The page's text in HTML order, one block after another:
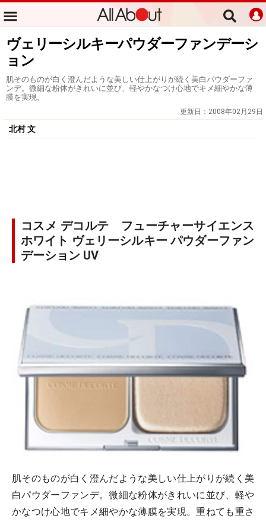
ヴェリーシルキーパウダーファンデーシ
ョン
肌そのものが白く澄んだような美しい仕上がりが続く美白パウダーファ
ンデ。微細な粉体がきれいに並び、軽やかなつけ心地でキメ細やかな薄
膜を実現。
更新日： 2008年02月29日
北村 文
コスメ デコルテ フューチャーサイエンス
ホワイト ヴェリーシルキー パウダーファン
デーション UV
肌そのものが白く澄んだような美しい仕上がりが続く美
白パウダーファンデ。微細な粉体がきれいに並び、軽や
かなつけ心地でキメ細やかな薄膜を実現。重ねても重さ